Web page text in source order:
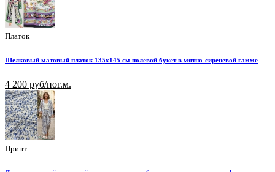
Платок
Шелковый матовый платок 135х145 см полевой букет в мятно-сиреневой гамме
4 200 руб/пог.м.
Принт